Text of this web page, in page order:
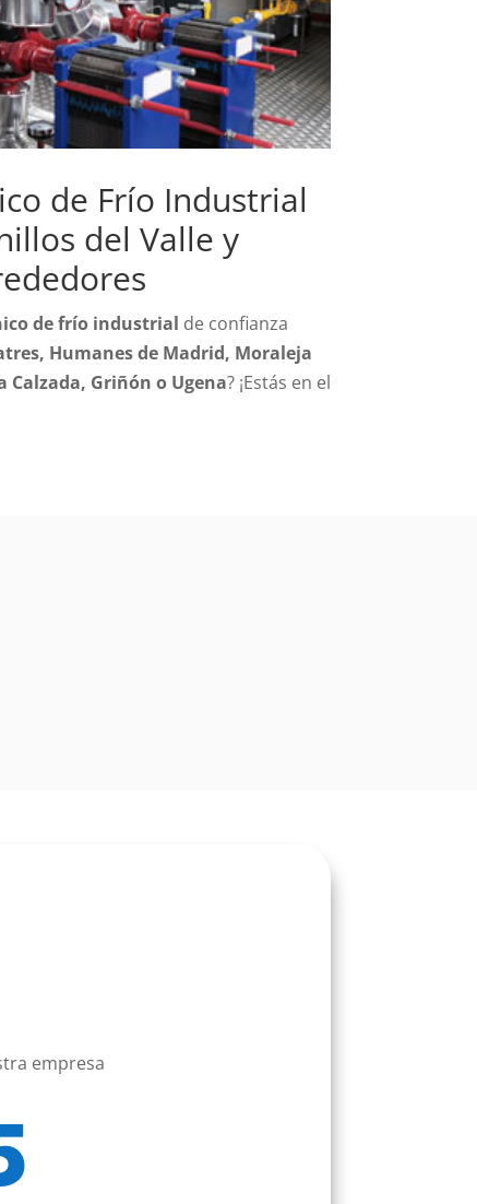
de Frío Industrial
del Valle y
de frío industrial de confianza
Humanes de Madrid, Moraleja
Calzada, Griñón o Ugena? ¡Estás en el
empresa